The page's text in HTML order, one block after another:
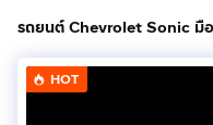
รถยนต์ Chevrolet Sonic มื
HOT